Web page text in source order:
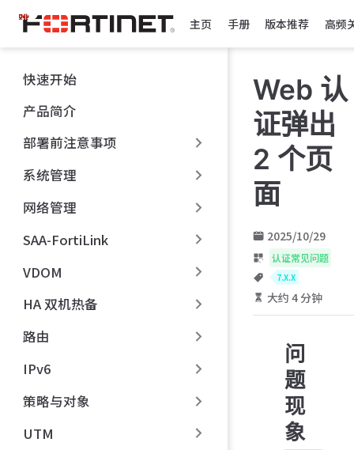
跳
至
主
內
容
主页 手册 版本推荐 高频
快速开始
产品简介
部署前注意事项
系统管理
网络管理
SAA-FortiLink
VDOM
HA 双机热备
路由
IPv6
策略与对象
UTM
Web 认
证弹出
2 个页
面
2025/10/29
认证常见问题
7.X.X
大约 4 分钟
问
题
现
象